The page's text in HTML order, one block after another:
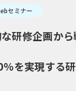
セミナー
な研修企画か
を実現する